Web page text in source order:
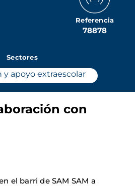
Referencia
78878
Sectores
y apoyo extraescolar
con
el barri de SAM SAM a